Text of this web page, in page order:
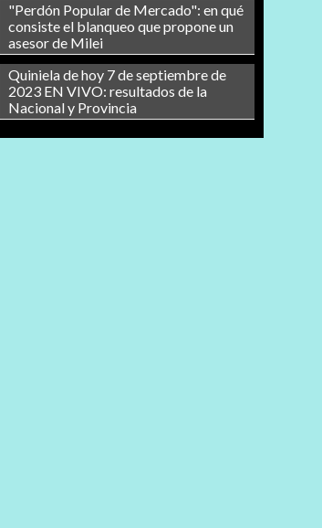
"Perdón Popular de Mercado": en qué
consiste el blanqueo que propone un
asesor de Milei
Quiniela de hoy 7 de septiembre de
2023 EN VIVO: resultados de la
Nacional y Provincia